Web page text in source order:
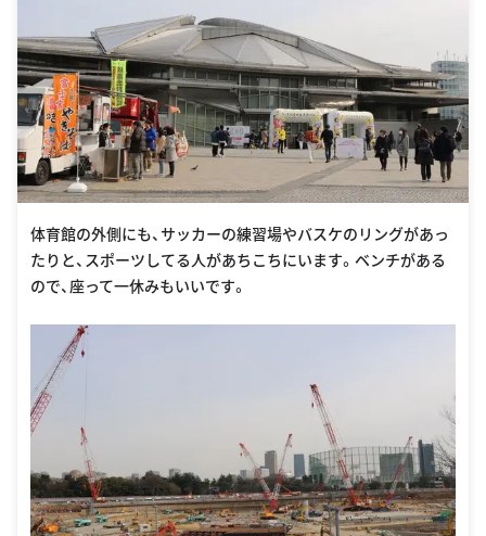
体育館の外側にも、サッカーの練習場やバスケのリングがあっ
たりと、スポーツしてる人があちこちにいます。ベンチがある
ので、座って一休みもいいです。